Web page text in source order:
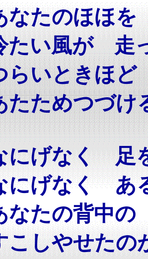
なたのほほ
たい風が 走
らいときほ
たためつづ
にげなく 足
にげなく あ
なたの背中
こしやせた